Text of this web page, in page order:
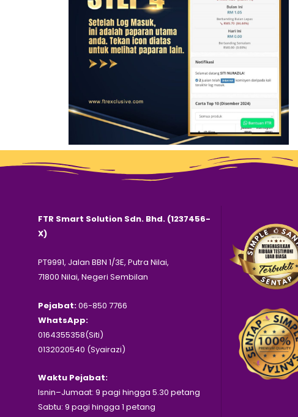
FTR Smart Solution Sdn. Bhd. (1237456-
X)
PT9991, Jalan BBN 1/3E, Putra Nilai,
71800 Nilai, Negeri Sembilan
Pejabat:06-850 7766
WhatsApp:
0164355358(Siti)
0132020540 (Syairazi)
Waktu Pejabat:
Isnin–Jumaat: 9 pagi hingga 5.30 petang
Sabtu: 9 pagi hingga 1 petang